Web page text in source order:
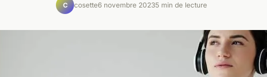
C cosette6 novembre 20235 min de lecture